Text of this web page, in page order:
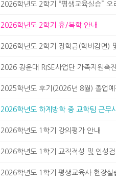
2026학년도 2학기 “평생교육실습” 오
2026학년도 2학기 휴/복학 안내
2026학년도 2학기 장학금(학비감면)
2026 광운대 RISE사업단 가족지원촉
2025학년도 후기(2026년 8월) 졸업예
2026학년도 하계방학 중 교학팀 근무
2026학년도 1학기 강의평가 안내
2026학년도 1학기 교직적성 및 인성
2026학년도 1학기 평생교육사 현장실